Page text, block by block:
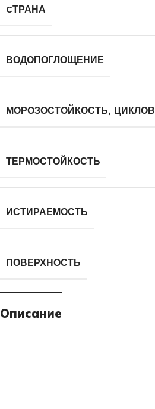
CТРАНА
ВОДОПОГЛОЩЕНИЕ
МОРОЗОСТОЙКОСТЬ, ЦИКЛОВ
ТЕРМОСТОЙКОСТЬ
ИСТИРАЕМОСТЬ
ПОВЕРХНОСТЬ
Описание